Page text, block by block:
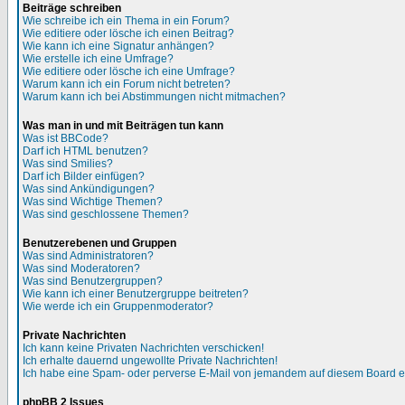
Beiträge schreiben
Wie schreibe ich ein Thema in ein Forum?
Wie editiere oder lösche ich einen Beitrag?
Wie kann ich eine Signatur anhängen?
Wie erstelle ich eine Umfrage?
Wie editiere oder lösche ich eine Umfrage?
Warum kann ich ein Forum nicht betreten?
Warum kann ich bei Abstimmungen nicht mitmachen?
Was man in und mit Beiträgen tun kann
Was ist BBCode?
Darf ich HTML benutzen?
Was sind Smilies?
Darf ich Bilder einfügen?
Was sind Ankündigungen?
Was sind Wichtige Themen?
Was sind geschlossene Themen?
Benutzerebenen und Gruppen
Was sind Administratoren?
Was sind Moderatoren?
Was sind Benutzergruppen?
Wie kann ich einer Benutzergruppe beitreten?
Wie werde ich ein Gruppenmoderator?
Private Nachrichten
Ich kann keine Privaten Nachrichten verschicken!
Ich erhalte dauernd ungewollte Private Nachrichten!
Ich habe eine Spam- oder perverse E-Mail von jemandem auf diesem Board
phpBB 2 Issues